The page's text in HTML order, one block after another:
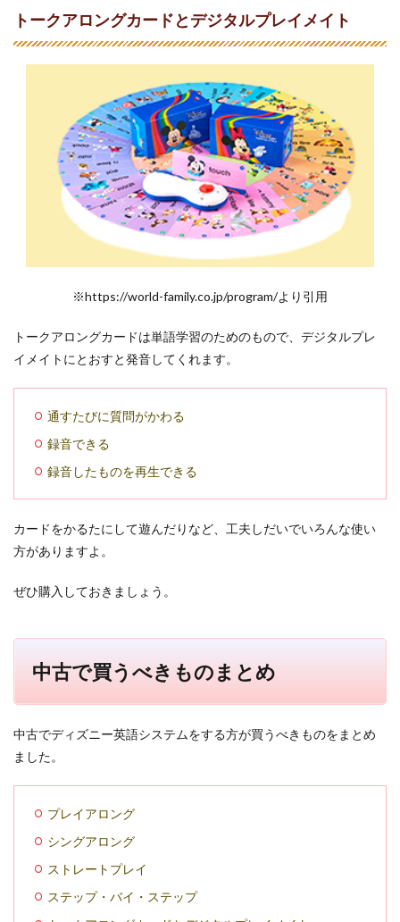
トークアロングカードとデジタルプレイメイト
※https://world-family.co.jp/program/より引用
トークアロングカードは単語学習のためのもので、デジタルプレ
イメイトにとおすと発音してくれます。
通すたびに質問がかわる
録音できる
録音したものを再生できる
カードをかるたにして遊んだりなど、工夫しだいでいろんな使い
方がありますよ。
ぜひ購入しておきましょう。
中古で買うべきものまとめ
中古でディズニー英語システムをする方が買うべきものをまとめ
ました。
プレイアロング
シングアロング
ストレートプレイ
ステップ・バイ・ステップ